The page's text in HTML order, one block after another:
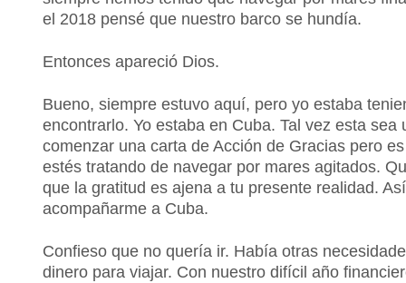
el 2018 pensé que nuestro barco se hundía.
Entonces apareció Dios.
Bueno, siempre estuvo aquí, pero yo estaba
encontrarlo. Yo estaba en Cuba.Tal vez esta sea
comenzar una carta de Acción de Gracias pero
estés tratando de navegar por mares agitados.
que la gratitud es ajena a tu presente realidad.
acompañarme a Cuba.
Confieso que no quería ir. Había otras
dinero para viajar. Con nuestro difícil año